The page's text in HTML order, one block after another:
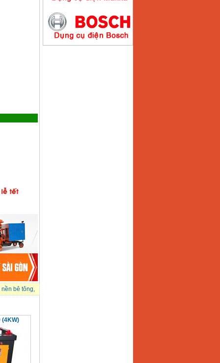
nền bê tông,
(4KW)
Máy hàn que điện tử
Hồng ký HK200E
Giá
:4100000 VND